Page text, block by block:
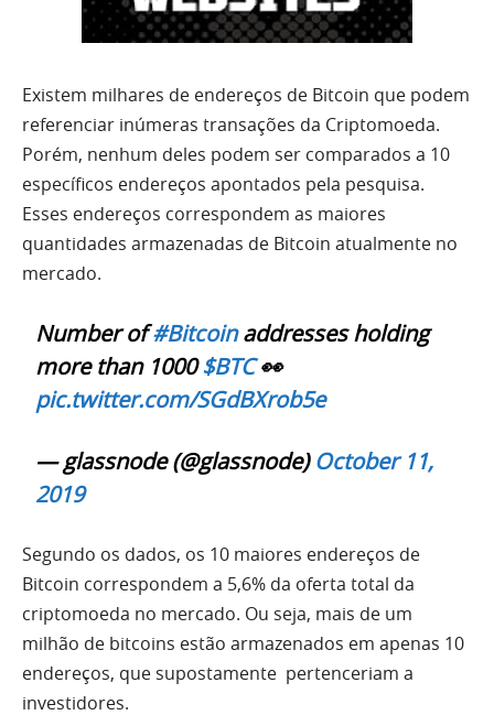
Existem milhares de endereços de Bitcoin que podem
referenciar inúmeras transações da Criptomoeda.
Porém, nenhum deles podem ser comparados a 10
específicos endereços apontados pela pesquisa.
Esses endereços correspondem as maiores
quantidades armazenadas de Bitcoin atualmente no
mercado.
Number of#Bitcoinaddresses holding
more than 1000$BTC👀
pic.twitter.com/SGdBXrob5e
— glassnode (@glassnode)October 11,
2019
Segundo os dados, os 10 maiores endereços de
Bitcoin correspondem a 5,6% da oferta total da
criptomoeda no mercado. Ou seja, mais de um
milhão de bitcoins estão armazenados em apenas 10
endereços, que supostamente pertenceriam a
investidores.